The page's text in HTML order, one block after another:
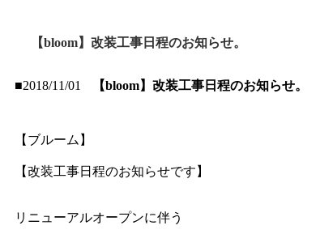
【bloom】改装工事日程のお知らせ。
■2018/11/01 【bloom】改装工事日程のお知らせ。
【ブルーム】
【改装工事日程のお知らせです】
リニューアルオープンに伴う